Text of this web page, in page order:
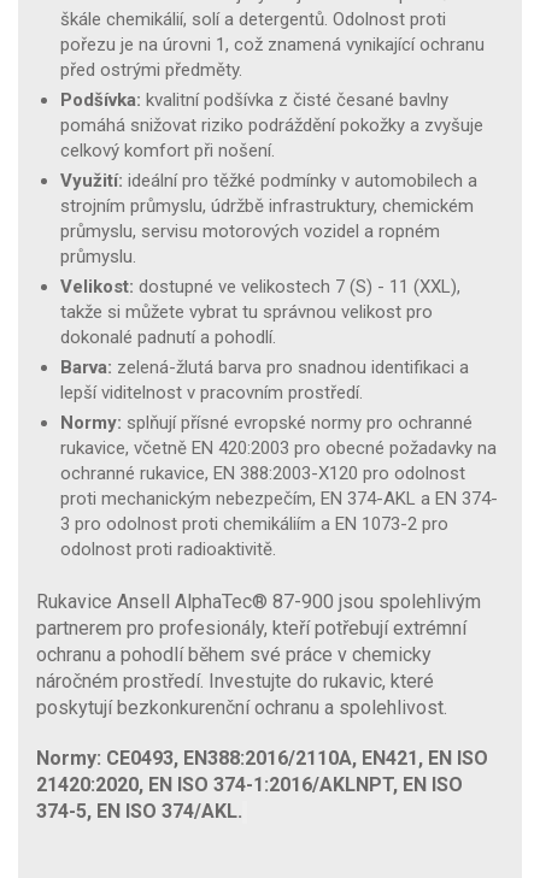
škále chemikálií, solí a detergentů. Odolnost proti
pořezu je na úrovni 1, což znamená vynikající ochranu
před ostrými předměty.
Podšívka: kvalitní podšívka z čisté česané bavlny
pomáhá snižovat riziko podráždění pokožky a zvyšuje
celkový komfort při nošení.
Využití: ideální pro těžké podmínky v automobilech a
strojním průmyslu, údržbě infrastruktury, chemickém
průmyslu, servisu motorových vozidel a ropném
průmyslu.
Velikost: dostupné ve velikostech 7 (S) - 11 (XXL),
takže si můžete vybrat tu správnou velikost pro
dokonalé padnutí a pohodlí.
Barva: zelená-žlutá barva pro snadnou identifikaci a
lepší viditelnost v pracovním prostředí.
Normy: splňují přísné evropské normy pro ochranné
rukavice, včetně EN 420:2003 pro obecné požadavky na
ochranné rukavice, EN 388:2003-X120 pro odolnost
proti mechanickým nebezpečím, EN 374-AKL a EN 374-
3 pro odolnost proti chemikáliím a EN 1073-2 pro
odolnost proti radioaktivitě.
Rukavice Ansell AlphaTec® 87-900 jsou spolehlivým
partnerem pro profesionály, kteří potřebují extrémní
ochranu a pohodlí během své práce v chemicky
náročném prostředí. Investujte do rukavic, které
poskytují bezkonkurenční ochranu a spolehlivost.
Normy: CE0493, EN388:2016/2110A, EN421, EN ISO
21420:2020, EN ISO 374-1:2016/AKLNPT, EN ISO
374-5, EN ISO 374/AKL.